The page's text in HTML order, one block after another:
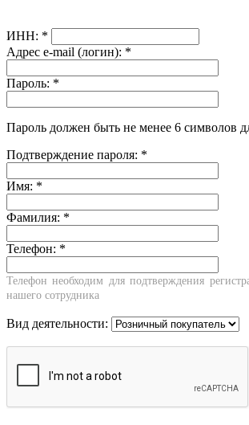
ИНН: *
Адрес e-mail (логин): *
Пароль: *
Пароль должен быть не менее 6 символов
Подтверждение пароля: *
Имя: *
Фамилия: *
Телефон: *
Телефон необходим для подтверждения
нашего сотрудника
Вид деятельности: